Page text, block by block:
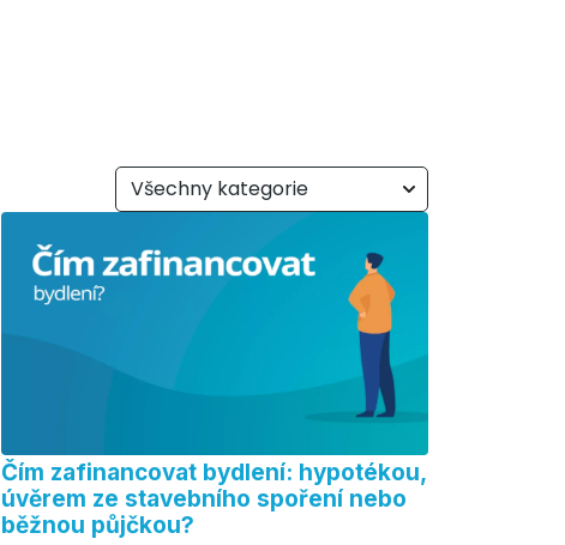
Všechny kategorie
Čím zafinancovat bydlení: hypotékou,
úvěrem ze stavebního spoření nebo
běžnou půjčkou?